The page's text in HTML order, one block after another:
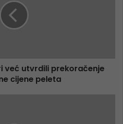
već utvrdili prekoračenje
cijene peleta